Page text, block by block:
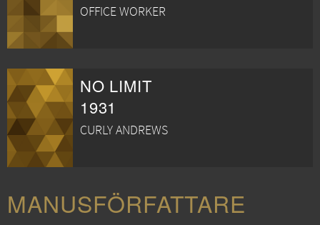
OFFICE WORKER
NO LIMIT
1931
CURLY ANDREWS
MANUSFÖRFATTARE